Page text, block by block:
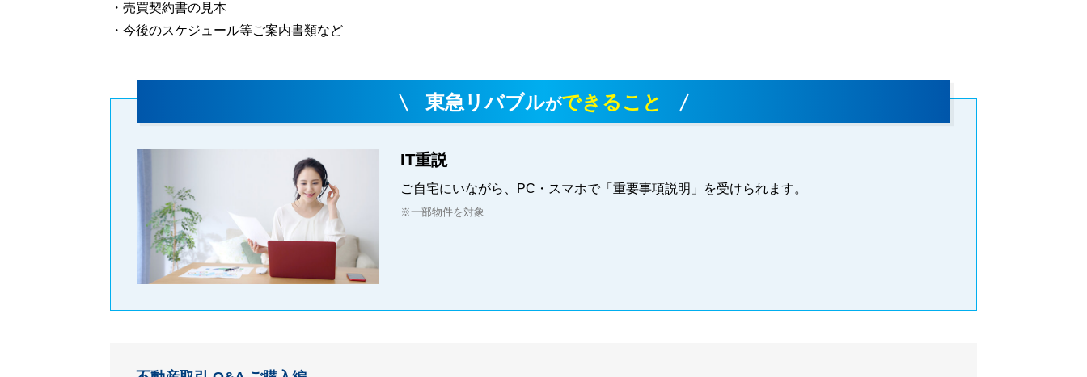
・売買契約書の見本
・今後のスケジュール等ご案内書類など
東急リバブルができること
IT重説
ご自宅にいながら、PC・スマホで「重要事項説明」を受けられます。
※一部物件を対象